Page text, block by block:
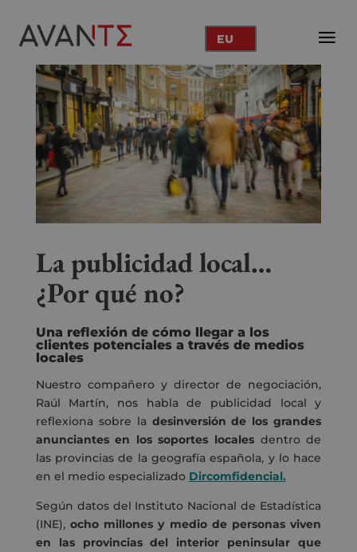
EU
La publicidad local…
¿Por qué no?
Una reflexión de cómo llegar a los
clientes potenciales a través de medios
locales
Nuestro compañero y director de negociación,
Raúl Martín, nos habla de publicidad local y
reflexiona sobre la desinversión de los grandes
anunciantes en los soportes locales dentro de
las provincias de la geografía española, y lo hace
en el medio especializado Dircomfidencial.
Según datos del Instituto Nacional de Estadística
(INE), ocho millones y medio de personas viven
en las provincias del interior peninsular que